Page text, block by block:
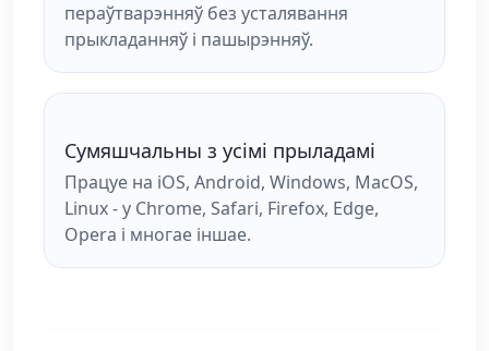
пераўтварэнняў без усталявання
прыкладанняў і пашырэнняў.
Сумяшчальны з усімі прыладамі
Працуе на iOS, Android, Windows, MacOS,
Linux - у Chrome, Safari, Firefox, Edge,
Opera і многае іншае.